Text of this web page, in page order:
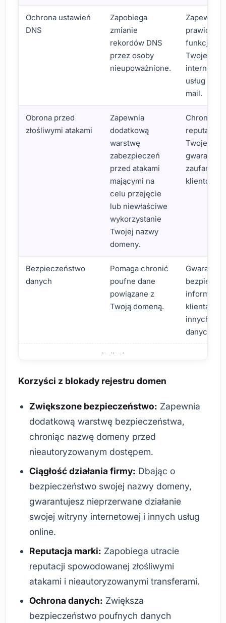
Ochrona ustawień
DNS
Zapobiega
zmianie
rekordów DNS
przez osoby
nieupoważnione.
Zapewnia
Twojej
usług
mail.
Obrona przed
złośliwymi atakami
Zapewnia
dodatkową
warstwę
zabezpieczeń
przed atakami
mającymi na
celu przejęcie
lub niewłaściwe
wykorzystanie
Twojej nazwy
domeny.
Chroni
reputację
Twojej
gwarantuje
zaufanie
klientów.
Bezpieczeństwo
danych
Pomaga chronić
poufne dane
powiązane z
Twoją domeną.
informacji
klientach i
innych
danych.
Korzyści z blokady rejestru domen
Zwiększone bezpieczeństwo: Zapewnia
dodatkową warstwę bezpieczeństwa,
chroniąc nazwę domeny przed
nieautoryzowanym dostępem.
Ciągłość działania firmy: Dbając o
bezpieczeństwo swojej nazwy domeny,
gwarantujesz nieprzerwane działanie
swojej witryny internetowej i innych usług
online.
Reputacja marki: Zapobiega utracie
reputacji spowodowanej złośliwymi
atakami i nieautoryzowanymi transferami.
Ochrona danych: Zwiększa
bezpieczeństwo poufnych danych